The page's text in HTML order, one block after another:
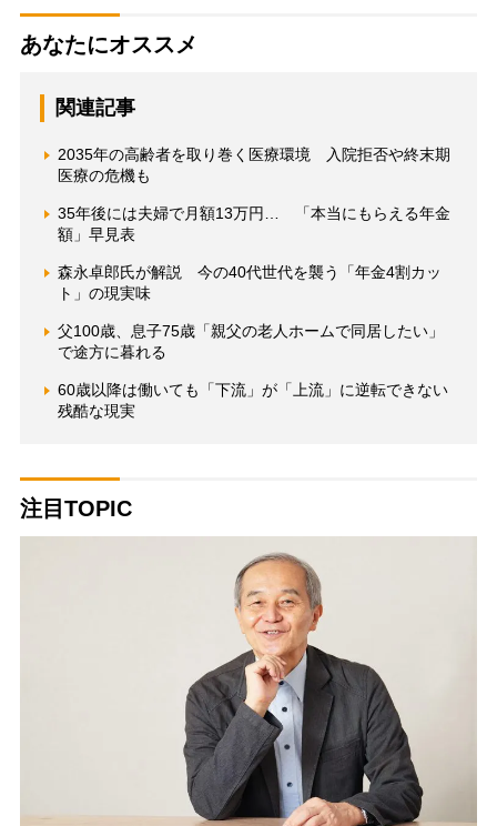
あなたにオススメ
関連記事
2035年の高齢者を取り巻く医療環境 入院拒否や終末期
医療の危機も
35年後には夫婦で月額13万円… 「本当にもらえる年金
額」早見表
森永卓郎氏が解説 今の40代世代を襲う「年金4割カッ
ト」の現実味
父100歳、息子75歳「親父の老人ホームで同居したい」
で途方に暮れる
60歳以降は働いても「下流」が「上流」に逆転できない
残酷な現実
注目TOPIC